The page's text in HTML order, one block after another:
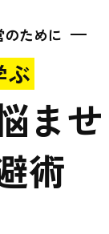
ために
ぶ
ま
術